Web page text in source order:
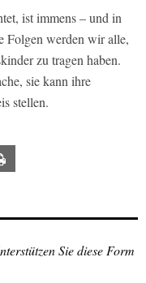
ist immens – und in
Folgen werden wir alle,
zu tragen haben.
sie kann ihre
stellen.
Sie diese Form